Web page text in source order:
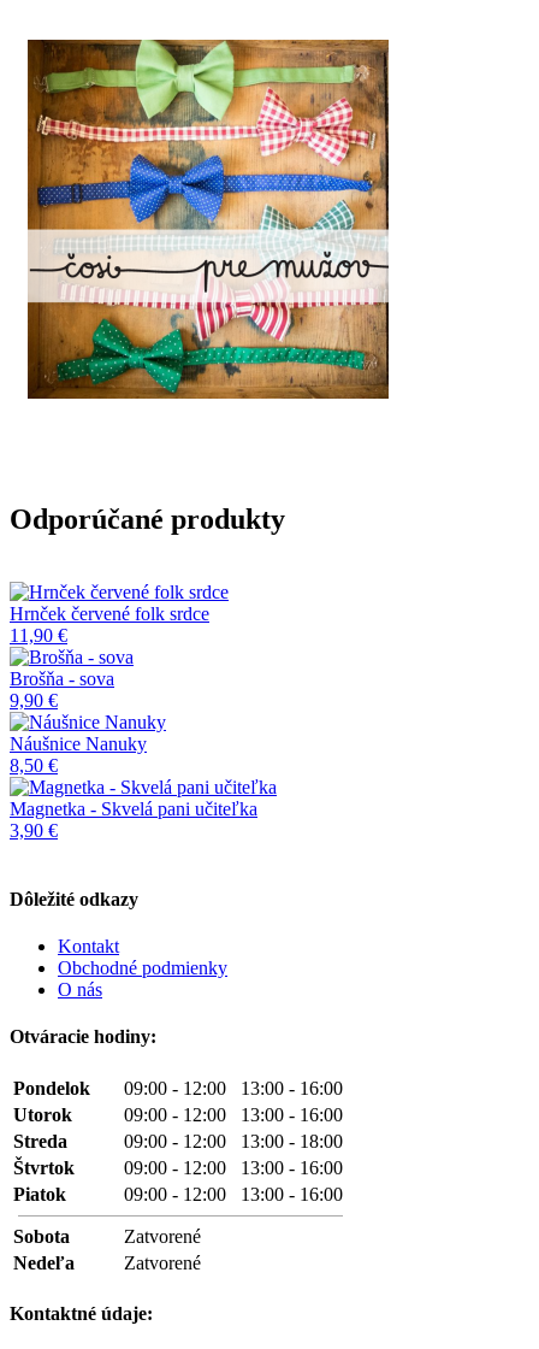
Odporúčané produkty
Hrnček červené folk srdce
11,90 €
Brošňa - sova
9,90 €
Náušnice Nanuky
8,50 €
Magnetka - Skvelá pani učiteľka
3,90 €
Dôležité odkazy
Kontakt
Obchodné podmienky
O nás
Otváracie hodiny:
Pondelok
09:00 - 12:00 13:00 - 16:00
Utorok
09:00 - 12:00 13:00 - 16:00
Streda
09:00 - 12:00 13:00 - 18:00
Štvrtok
09:00 - 12:00 13:00 - 16:00
Piatok
09:00 - 12:00 13:00 - 16:00
Sobota
Zatvorené
Nedeľa
Zatvorené
Kontaktné údaje: